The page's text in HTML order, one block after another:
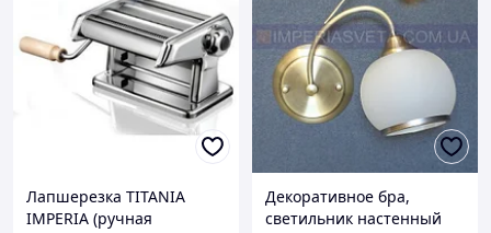
Лапшерезка TITANIA
IMPERIA (ручная
Декоративное бра,
светильник настенный